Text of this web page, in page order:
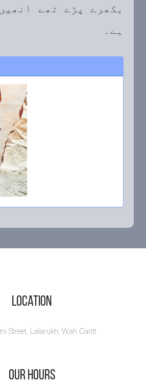
بکھرے پڑے تھے
ہے۔
Location
Street, Lalarukh, Wah Cantt
Our Hours